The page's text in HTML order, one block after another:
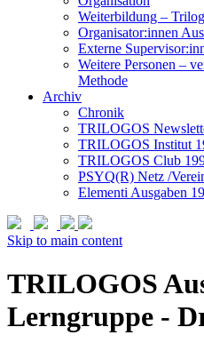
Weiterbildung –
Organisator:innen
Externe
Weitere Personen –
Methode
Archiv
Chronik
TRILOGOS
TRILOGOS Institut
TRILOGOS Club
PSYQ(R) Netz /
Elementi Ausgaben
Skip to main content
TRILOGOS
Lerngruppe -